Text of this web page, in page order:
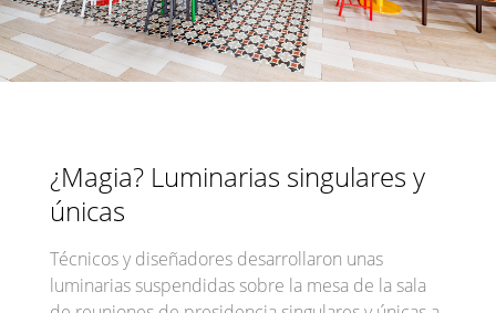
¿Magia? Luminarias singulares y
únicas
Técnicos y diseñadores desarrollaron unas
luminarias suspendidas sobre la mesa de la sala